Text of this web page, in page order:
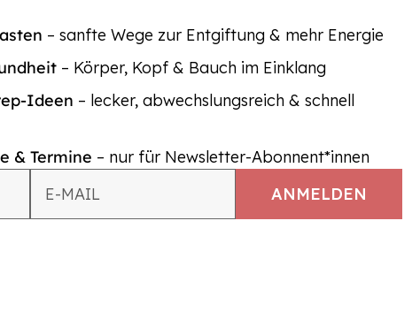
– sanfte Wege zur Entgiftung & mehr Energie
– Körper, Kopf & Bauch im Einklang
Ideen – lecker, abwechslungsreich & schnell
& Termine – nur für Newsletter-Abonnent*innen